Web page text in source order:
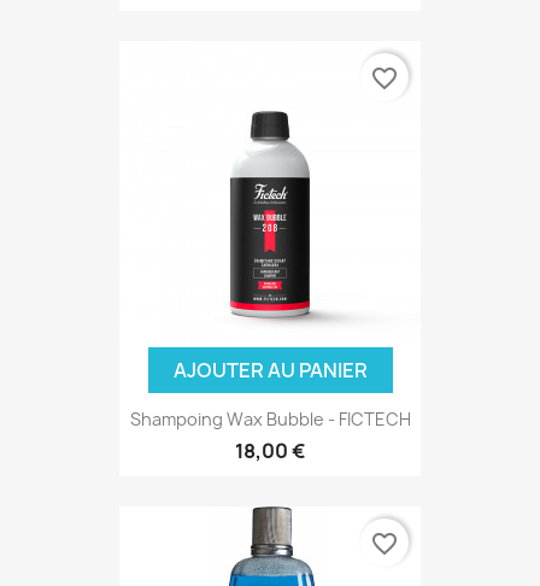
AJOUTER AU PANIER
Shampoing Wax Bubble - FICTECH
18,00 €
favorite_border
favorite_border